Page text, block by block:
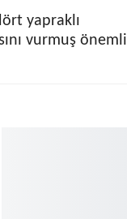
yapraklı
vurmuş önemli